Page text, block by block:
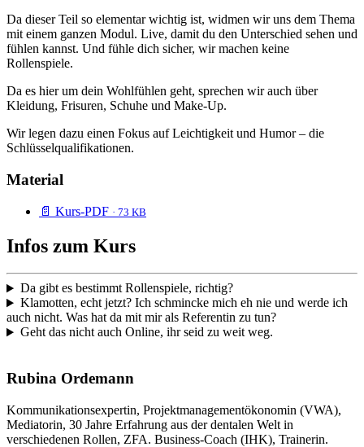
Da dieser Teil so elementar wichtig ist, widmen wir uns dem Thema
mit einem ganzen Modul. Live, damit du den Unterschied sehen und
fühlen kannst. Und fühle dich sicher, wir machen keine
Rollenspiele.
Da es hier um dein Wohlfühlen geht, sprechen wir auch über
Kleidung, Frisuren, Schuhe und Make-Up.
Wir legen dazu einen Fokus auf Leichtigkeit und Humor – die
Schlüsselqualifikationen.
Material
📄 Kurs-PDF · 73 KB
Infos zum Kurs
Da gibt es bestimmt Rollenspiele, richtig?
Klamotten, echt jetzt? Ich schmincke mich eh nie und werde ich
auch nicht. Was hat da mit mir als Referentin zu tun?
Geht das nicht auch Online, ihr seid zu weit weg.
Rubina Ordemann
Kommunikationsexpertin, Projektmanagementökonomin (VWA),
Mediatorin, 30 Jahre Erfahrung aus der dentalen Welt in
verschiedenen Rollen, ZFA. Business-Coach (IHK), Trainerin.